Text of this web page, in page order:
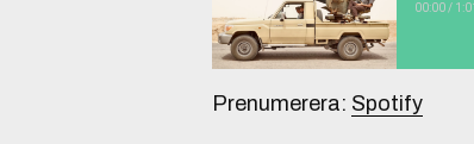
00:00/
Prenumerera: Spotify